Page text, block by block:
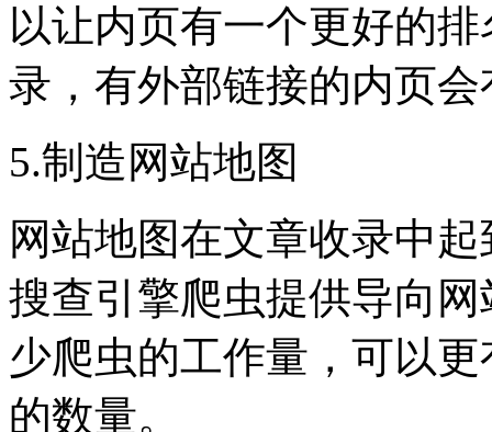
以让内页有一个更好的
录，有外部链接的内页
5.制造网站地图
网站地图在文章收录中
搜查引擎爬虫提供导向
少爬虫的工作量，可以
的数量。